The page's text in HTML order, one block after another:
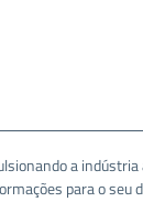
a
para o seu